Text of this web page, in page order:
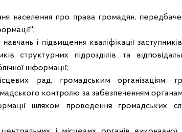
населення про права громадян,
і підвищення кваліфікації
структурних підрозділів та
інформації;
рад, громадським організаціям,
контролю за забезпеченням
шляхом проведення громадських